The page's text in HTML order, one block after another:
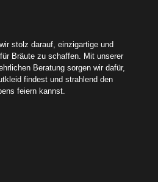
stolz darauf, einzigartige und
Bräute zu schaffen. Mit unserer
Beratung sorgen wir dafür,
findest und strahlend den
feiern kannst.